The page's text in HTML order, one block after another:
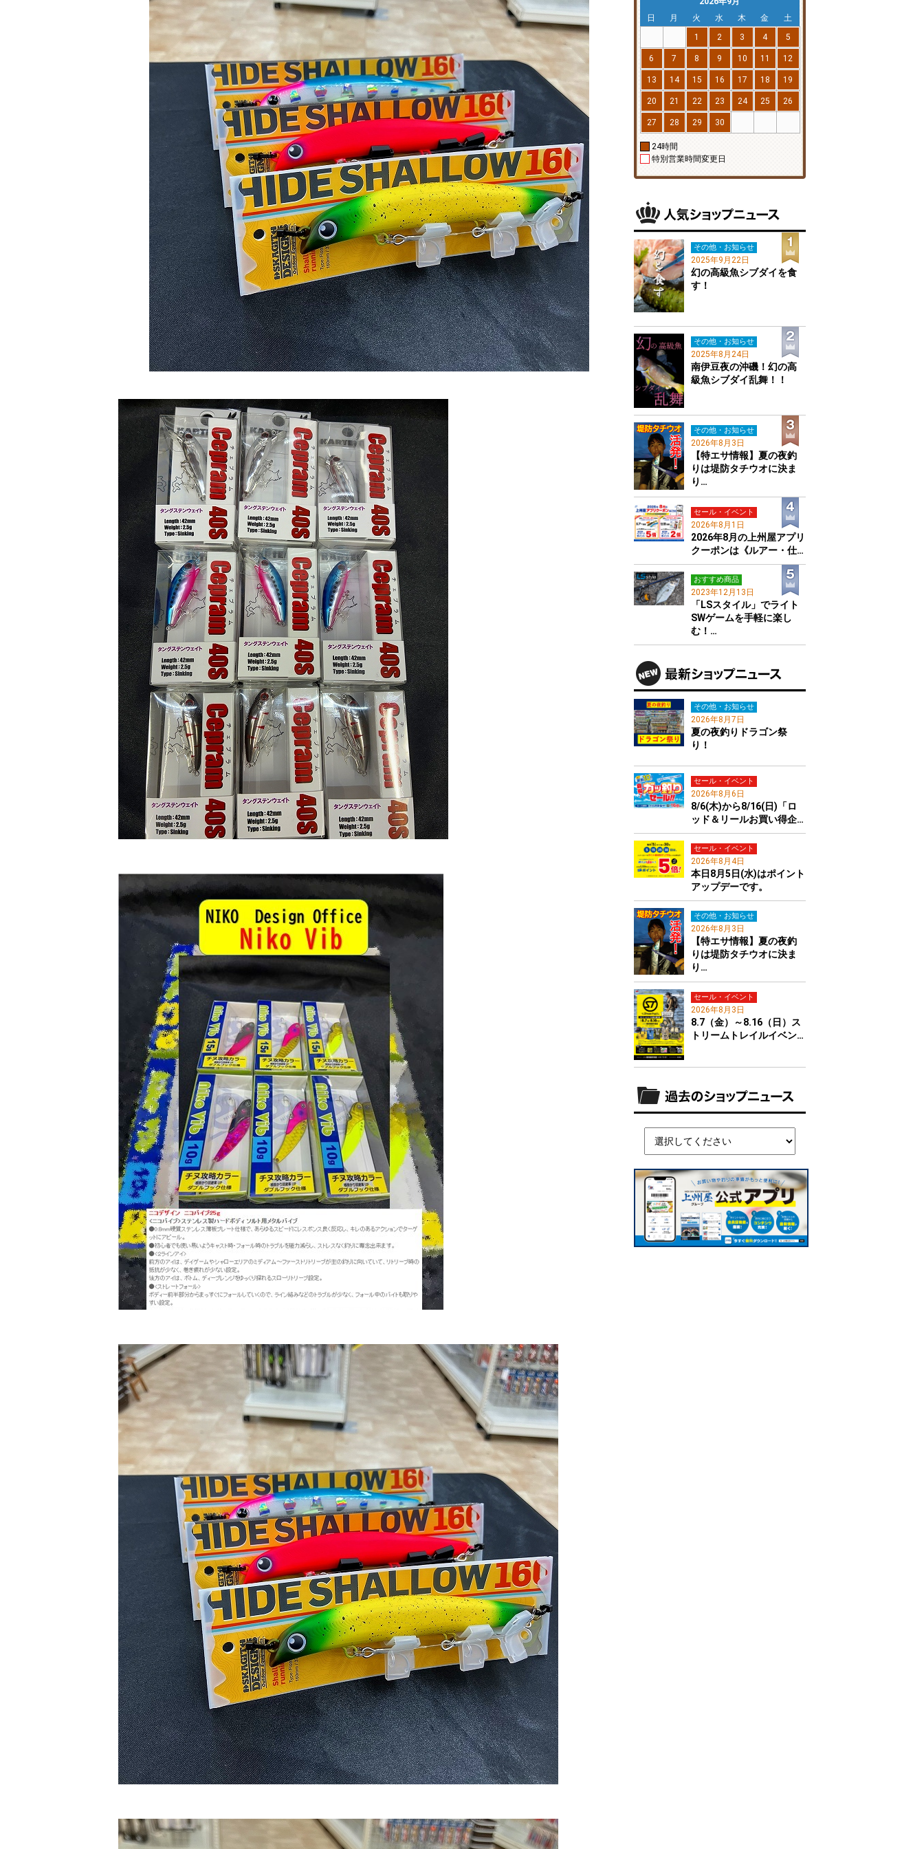
日
月 火 水 木 金
土
1
2 3 4 5
6 7 8 9 10 11 12
13 14 15 16 17 18 19
20 21 22 23 24 25 26
27 28 29 30
24時間
特別営業時間変更日
その他・お知らせ
2025年9月22日
幻の高級魚シブダイを食
す！
その他・お知らせ
2025年8月24日
南伊豆夜の沖磯！幻の高
級魚シブダイ乱舞！！
その他・お知らせ
2026年8月3日
【特エサ情報】夏の夜釣
りは堤防タチウオに決ま
り…
セール・イベント
2026年8月1日
2026年8月の上州屋アプリ
クーポンは《ルアー・仕…
おすすめ商品
2023年12月13日
「LSスタイル」でライト
SWゲームを手軽に楽し
む！…
その他・お知らせ
2026年8月7日
夏の夜釣りドラゴン祭
り！
セール・イベント
2026年8月6日
8/6(木)から8/16(日)「ロ
ッド＆リールお買い得企…
セール・イベント
2026年8月4日
本日8月5日(水)はポイント
アップデーです。
その他・お知らせ
2026年8月3日
【特エサ情報】夏の夜釣
りは堤防タチウオに決ま
り…
セール・イベント
2026年8月3日
8.7（金）～8.16（日）ス
トリームトレイルイベン…